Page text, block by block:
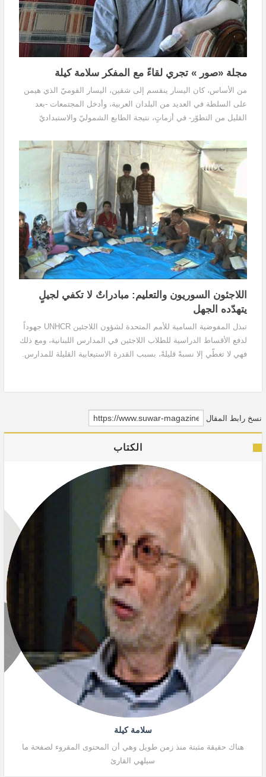
مجلة «صور » تجري لقاءً مع المفكر سلامة كيلة
من الأساس، كان اليسار ينقسم إلى شقين، اليسار القوميّ الذي هيمن
على السلطة في العديد من البلدان العربية، وأدخل المجتمعات -بعد
القليل من التطوّر- في أزماتٍ، نتيجة الطابع الشموليّ والاستبداديّ
العديد من البلدان
اللاجئون السوريون والتعليم: مبادراتٌ لا تكفي لجيلٍ
يتهدّده الجهل
تبذل المفوضية السامية للأمم المتحدة لشؤون اللاجئين UNHCR جهوداً
لدفع الأقساط الدراسية للطلاب اللاجئين في المدارس اللبنانية، ومع ذلك
فهي لا تغطّي إلا نسبةً قليلةً، بسبب القدرة الاستيعابية القليلة للمدارس.
نسخ رابط المقال
الكتاب
سلامة كيلة
هناك حقيقة مثبتة منذ زمن طويل وهي أن المحتوى المقروء لصفحة ما
سيلهي القارئ